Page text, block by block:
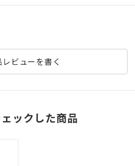
ビューを書く
ックした商品